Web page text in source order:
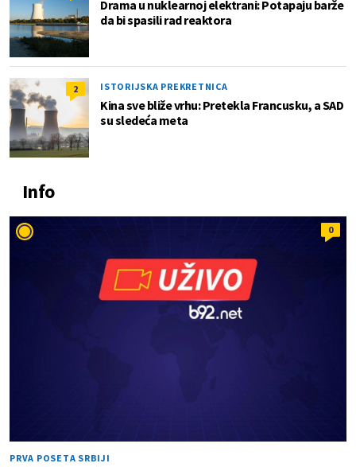
Drama u nuklearnoj elektrani: Potapaju barže
da bi spasili rad reaktora
2 ISTORIJSKA PREKRETNICA
Kina sve bliže vrhu: Pretekla Francusku, a SAD
su sledeća meta
Info
0
PRVA POSETA SRBIJI